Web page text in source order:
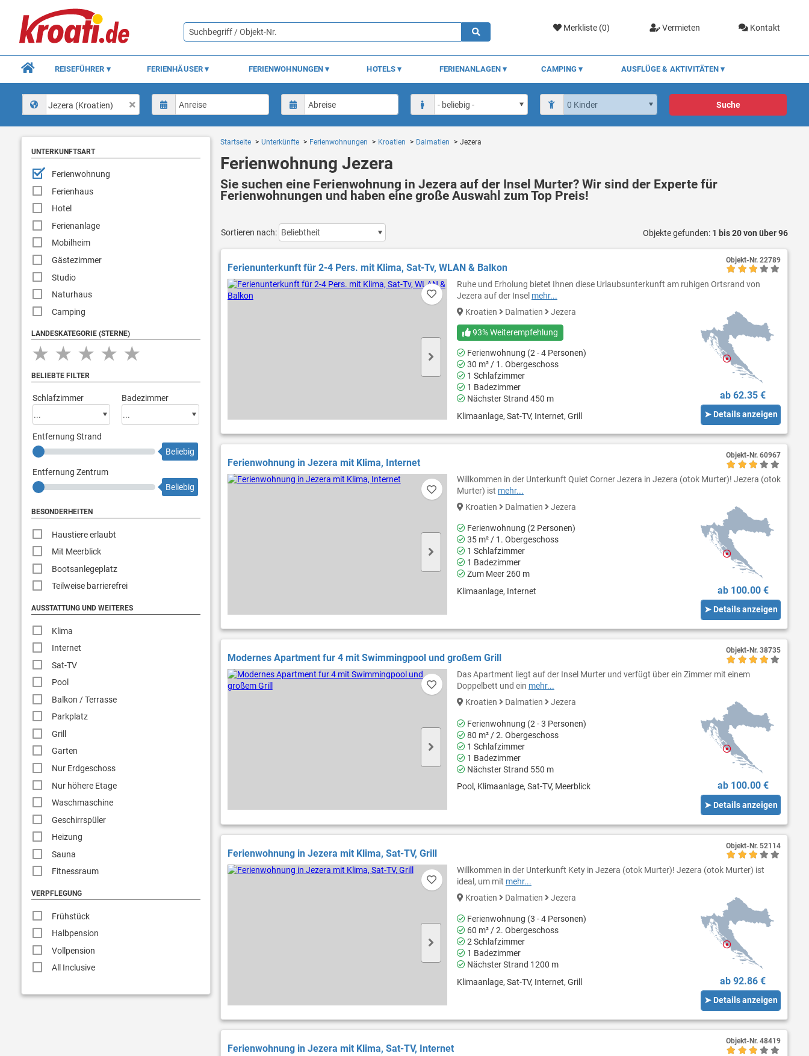
Merkliste (0) Vermieten Kontakt
REISEFÜHRER FERIENHÄUSER FERIENWOHNUNGEN HOTELS FERIENANLAGEN CAMPING AUSFLÜGE & AKTIVITÄTEN
Jezera (Kroatien) Suche
UNTERKUNFTSART
Ferienwohnung
Ferienhaus
Hotel
Ferienanlage
Mobilheim
Gästezimmer
Studio
Naturhaus
Camping
LANDESKATEGORIE (STERNE)
★
★
★
★
★
BELIEBTE FILTER
Schlafzimmer Badezimmer
Entfernung Strand
Beliebig
Entfernung Zentrum
Beliebig
BESONDERHEITEN
Haustiere erlaubt
Mit Meerblick
Bootsanlegeplatz
Teilweise barrierefrei
AUSSTATTUNG UND WEITERES
Klima
Internet
Sat-TV
Pool
Balkon / Terrasse
Parkplatz
Grill
Garten
Nur Erdgeschoss
Nur höhere Etage
Waschmaschine
Geschirrspüler
Heizung
Sauna
Fitnessraum
VERPFLEGUNG
Frühstück
Halbpension
Vollpension
All Inclusive
Startseite Unterkünfte Ferienwohnungen Kroatien Dalmatien Jezera
Ferienwohnung Jezera
Sie suchen eine Ferienwohnung in Jezera auf der Insel Murter? Wir sind der Experte für
Ferienwohnungen und haben eine große Auswahl zum Top Preis!
Sortieren nach: Objekte gefunden: 1 bis 20 von über 96
Ferienunterkunft für 2-4 Pers. mit Klima, Sat-Tv, WLAN & Balkon
Ruhe und Erholung bietet Ihnen diese Urlaubsunterkunft am ruhigen Ortsrand von
Jezera auf der Insel mehr...
Kroatien
Dalmatien Jezera
93% Weiterempfehlung
Ferienwohnung (2 - 4 Personen)
30 m² / 1. Obergeschoss
1 Schlafzimmer
1 Badezimmer
Nächster Strand 450 m
Klimaanlage, Sat-TV, Internet, Grill
ab 62.35 €
➤ Details anzeigen
Objekt-Nr. 22789
Ferienwohnung in Jezera mit Klima, Internet
Willkommen in der Unterkunft Quiet Corner Jezera in Jezera (otok Murter)! Jezera (otok
Murter) ist mehr...
Kroatien
Dalmatien Jezera
Ferienwohnung (2 Personen)
35 m² / 1. Obergeschoss
1 Schlafzimmer
1 Badezimmer
Zum Meer 260 m
Klimaanlage, Internet
ab 100.00 €
➤ Details anzeigen
Objekt-Nr. 60967
Modernes Apartment fur 4 mit Swimmingpool und großem Grill
Das Apartment liegt auf der Insel Murter und verfügt über ein Zimmer mit einem
Doppelbett und ein mehr...
Kroatien
Dalmatien Jezera
Ferienwohnung (2 - 3 Personen)
80 m² / 2. Obergeschoss
1 Schlafzimmer
1 Badezimmer
Nächster Strand 550 m
Pool, Klimaanlage, Sat-TV, Meerblick
ab 100.00 €
➤ Details anzeigen
Objekt-Nr. 38735
Ferienwohnung in Jezera mit Klima, Sat-TV, Grill
Willkommen in der Unterkunft Kety in Jezera (otok Murter)! Jezera (otok Murter) ist
ideal, um mit mehr...
Kroatien
Dalmatien Jezera
Ferienwohnung (3 - 4 Personen)
60 m² / 2. Obergeschoss
2 Schlafzimmer
1 Badezimmer
Nächster Strand 1200 m
Klimaanlage, Sat-TV, Internet, Grill
ab 92.86 €
➤ Details anzeigen
Objekt-Nr. 52114
Ferienwohnung in Jezera mit Klima, Sat-TV, Internet
Objekt-Nr. 48419